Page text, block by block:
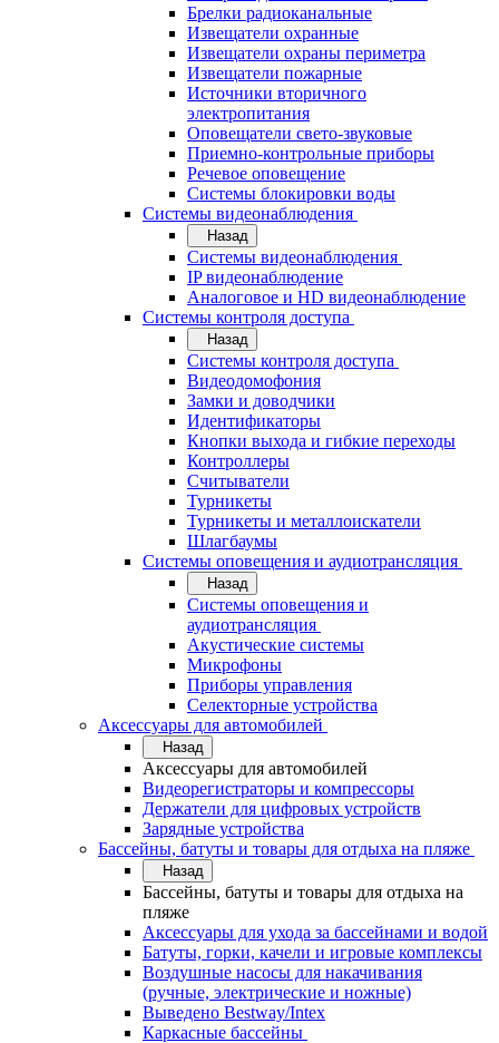
Брелки радиоканальные
Извещатели охранные
Извещатели охраны периметра
Извещатели пожарные
Источники вторичного
электропитания
Оповещатели свето-звуковые
Приемно-контрольные приборы
Речевое оповещение
Системы блокировки воды
Системы видеонаблюдения
Назад
Системы видеонаблюдения
IP видеонаблюдение
Аналоговое и HD видеонаблюдение
Системы контроля доступа
Назад
Системы контроля доступа
Видеодомофония
Замки и доводчики
Идентификаторы
Кнопки выхода и гибкие переходы
Контроллеры
Считыватели
Турникеты
Турникеты и металлоискатели
Шлагбаумы
Системы оповещения и аудиотрансляция
Назад
Системы оповещения и
аудиотрансляция
Акустические системы
Микрофоны
Приборы управления
Селекторные устройства
Аксессуары для автомобилей
Назад
Аксессуары для автомобилей
Видеорегистраторы и компрессоры
Держатели для цифровых устройств
Зарядные устройства
Бассейны, батуты и товары для отдыха на пляже
Назад
Бассейны, батуты и товары для отдыха на
пляже
Аксессуары для ухода за бассейнами и водой
Батуты, горки, качели и игровые комплексы
Воздушные насосы для накачивания
(ручные, электрические и ножные)
Выведено Bestway/Intex
Каркасные бассейны